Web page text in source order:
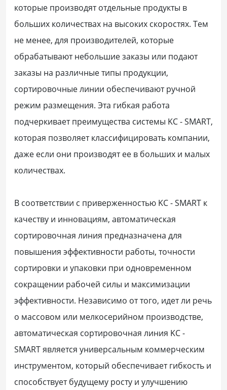
которые производят отдельные продукты в
больших количествах на высоких скоростях. Тем
не менее, для производителей, которые
обрабатывают небольшие заказы или подают
заказы на различные типы продукции,
сортировочные линии обеспечивают ручной
режим размещения. Эта гибкая работа
подчеркивает преимущества системы KC - SMART,
которая позволяет классифицировать компании,
даже если они производят ее в больших и малых
количествах.
В соответствии с приверженностью KC - SMART к
качеству и инновациям, автоматическая
сортировочная линия предназначена для
повышения эффективности работы, точности
сортировки и упаковки при одновременном
сокращении рабочей силы и максимизации
эффективности. Независимо от того, идет ли речь
о массовом или мелкосерийном производстве,
автоматическая сортировочная линия KC -
SMART является универсальным коммерческим
инструментом, который обеспечивает гибкость и
способствует будущему росту и улучшению